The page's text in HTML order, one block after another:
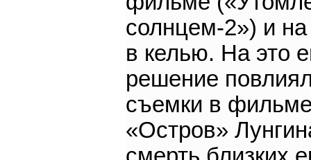
солнцем-2») и на
в келью. На это
решение
съемки в
«Остров»